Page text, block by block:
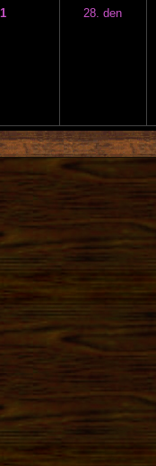
1 28. den